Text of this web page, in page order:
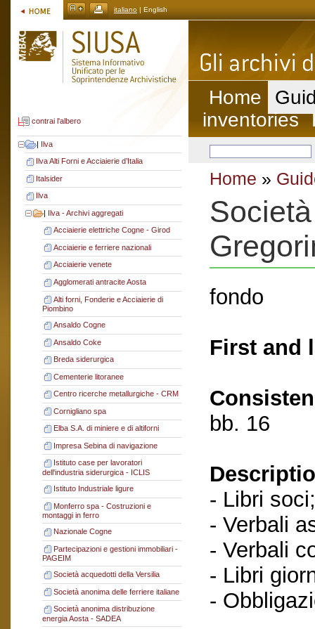
italiano | English
contrai l'albero
| Ilva
Ilva Alti Forni e Acciaierie d’Italia
Italsider
Ilva
| Ilva - Archivi aggregati
Acciaierie elettriche Cogne - Girod
Acciaierie e ferriere nazionali
Acciaierie venete
Agglomerati antracite Aosta
Alti forni, Fonderie e Acciaierie di
Piombino
Ansaldo Cogne
Ansaldo Coke
Breda siderurgica
Cementerie litoranee
Centro ricerche metallurgiche - CRM
Cornigliano spa
Elba S.A. di miniere e di altiforni
Impresa Sebina di navigazione
Istituto case per lavoratori
dell'industria siderurgica - ICLIS
Istituto Industriale ligure
Monferro spa - Costruzioni e
montaggi in ferro
Nazionale Cogne
Partecipazioni e gestioni immobiliari -
PAGEIM
Società acquedotti della Versilia
Società anonima delle ferriere italiane
Società anonima distribuzione
energia Aosta - SADEA
Home
inventories
Home »
fondo
First and
bb. 16
- Libri soci;
- Verbali
- Verbali
- Libri
-